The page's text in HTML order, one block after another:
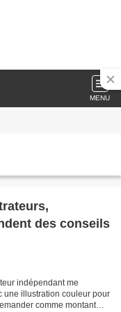
MENU
des conseils
indépendant me
une illustration couleur pour
comme montant